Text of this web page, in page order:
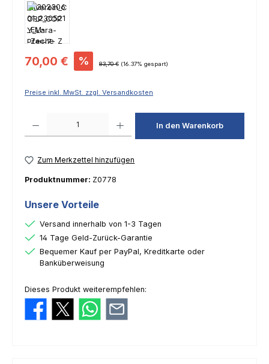
Verkaufspreis:
70,00 € % Regulärer Preis:
83,70 € (16.37% gespart)
Preise inkl. MwSt. zzgl. Versandkosten
In den Warenkorb
Zum Merkzettel hinzufügen
Produktnummer: Z0778
Unsere Vorteile
Versand innerhalb von 1-3 Tagen
14 Tage Geld-Zurück-Garantie
Bequemer Kauf per PayPal, Kreditkarte oder
Banküberweisung
Dieses Produkt weiterempfehlen: